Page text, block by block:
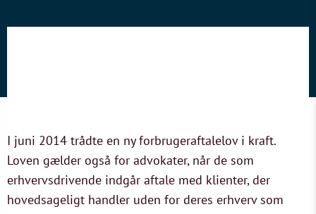
I juni 2014 trådte en ny forbrugeraftalelov i kraft.
Loven gælder også for advokater, når de som
erhvervsdrivende indgår aftale med klienter, der
hovedsageligt handler uden for deres erhverv som